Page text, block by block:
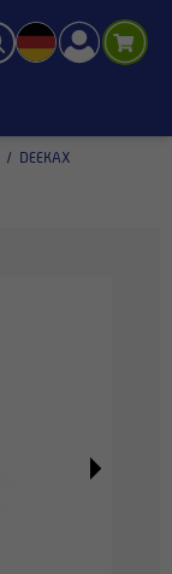
/ DEEKAX